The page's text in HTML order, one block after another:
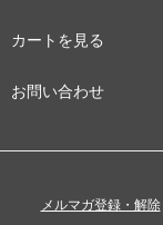
カートを見る
お問い合わせ
メルマガ登録・解除